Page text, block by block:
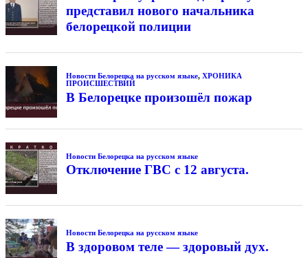
представил нового начальника
белорецкой полиции
Новости Белорецка на русском языке, ХРОНИКА
ПРОИСШЕСТВИЙ
В Белорецке произошёл пожар
Новости Белорецка на русском языке
Отключение ГВС с 12 августа.
Новости Белорецка на русском языке
В здоровом теле — здоровый дух.